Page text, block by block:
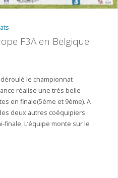
F3A en Belgique
déroulé le championnat
réalise une très belle
en finale(5ème et 9ème). A
deux autres coéquipiers
L’équipe monte sur le